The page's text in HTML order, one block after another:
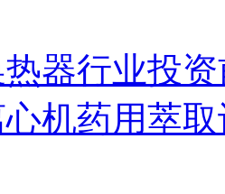
热器行业投
心机药用萃